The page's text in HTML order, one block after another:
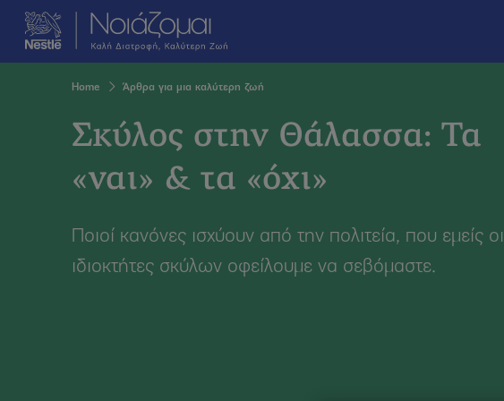
Skip
main
Breadcrumb
Home Άρθρα για μια καλύτερη ζωή
Σκύλος στην Θάλασσα: Τα
«ναι» & τα «όχι»
Ποιοί κανόνες ισχύουν από την πολιτεία, που εμείς οι
ιδιοκτήτες σκύλων οφείλουμε να σεβόμαστε.